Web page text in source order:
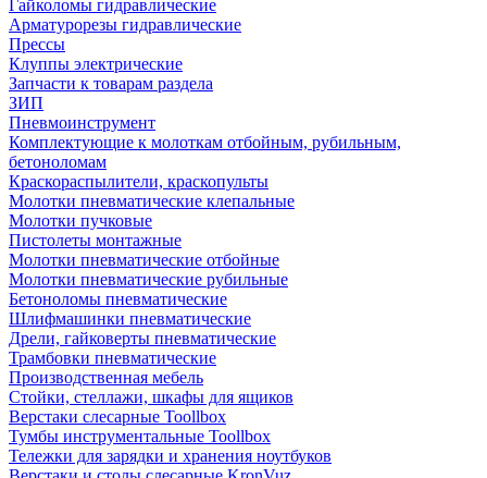
Гайколомы гидравлические
Арматурорезы гидравлические
Прессы
Клуппы электрические
Запчасти к товарам раздела
ЗИП
Пневмоинструмент
Комплектующие к молоткам отбойным, рубильным,
бетоноломам
Краскораспылители, краскопульты
Молотки пневматические клепальные
Молотки пучковые
Пистолеты монтажные
Молотки пневматические отбойные
Молотки пневматические рубильные
Бетоноломы пневматические
Шлифмашинки пневматические
Дрели, гайковерты пневматические
Трамбовки пневматические
Производственная мебель
Стойки, стеллажи, шкафы для ящиков
Верстаки слесарные Toollbox
Тумбы инструментальные Toollbox
Тележки для зарядки и хранения ноутбуков